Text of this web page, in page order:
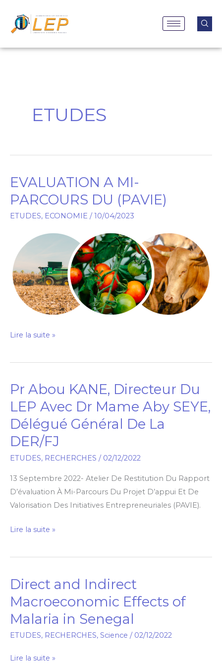
contenu
ETUDES
EVALUATION A MI-
PARCOURS DU (PAVIE)
ETUDES, ECONOMIE / 10/04/2023
EVALUATION
A
MI-
PARCOURS
(PAVIE)
Lire la suite »
Pr Abou KANE, Directeur Du
LEP Avec Dr Mame Aby SEYE,
Délégué Général De La
DER/FJ​
ETUDES, RECHERCHES / 02/12/2022
13 Septembre 2022- Atelier De Restitution Du Rapport
D’évaluation À Mi-Parcours Du Projet D’appui Et De
Valorisation Des Initiatives Entrepreneuriales (PAVIE).
Pr
Abou
KANE,
Directeur
Du
LEP
Dr
Mame
Aby
Délégué
DER/FJ​
Lire la suite »
Direct and Indirect
Macroeconomic Effects of
Malaria in Senegal
ETUDES, RECHERCHES, Science / 02/12/2022
Direct
and
Indirect
Macroeconomic
Effects
Malaria
Lire la suite »